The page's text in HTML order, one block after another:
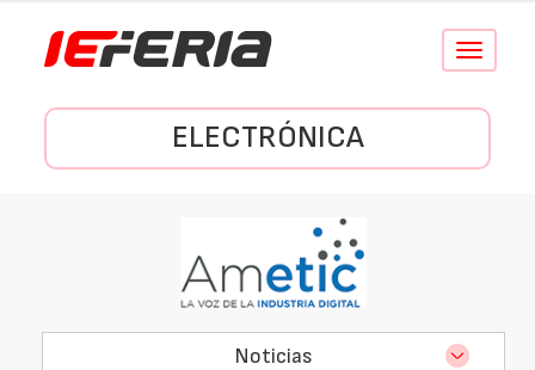
Conmutar
ELECTRÓNICA
Noticias